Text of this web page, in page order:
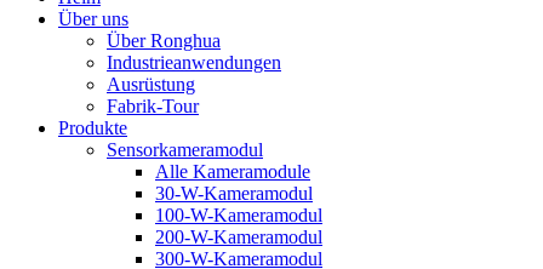
Über uns
Über Ronghua
Industrieanwendungen
Ausrüstung
Fabrik-Tour
Produkte
Sensorkameramodul
Alle Kameramodule
30-W-Kameramodul
100-W-Kameramodul
200-W-Kameramodul
300-W-Kameramodul